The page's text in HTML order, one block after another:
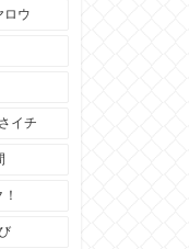
ロウ
イチ